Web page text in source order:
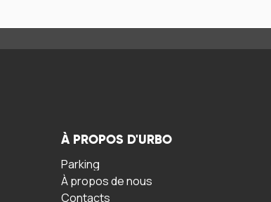
À PROPOS D'URBO
Parking
À propos de nous
Contacts